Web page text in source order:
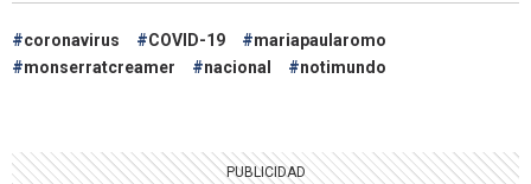
coronavirus COVID-19
mariapaularomo
monserratcreamer
nacional notimundo